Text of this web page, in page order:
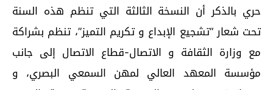
حري بالذكر أن النسخة الثالثة التي تنظم هذه السنة
تحت شعار “تشجيع الإبداع و تكريم التميز”، تنظم بشراكة
مع وزارة الثقافة و الاتصال-قطاع الاتصال إلى جانب
مؤسسة المعهد العالي لمهن السمعي البصري، و